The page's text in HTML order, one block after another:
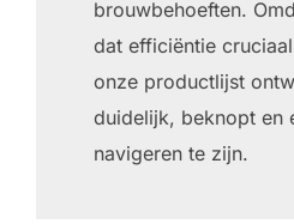
brouwbehoeften.
dat efficiëntie
onze productlijst
duidelijk, beknopt en
navigeren te zijn.